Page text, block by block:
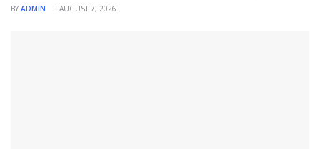
BY ADMIN AUGUST 7, 2026